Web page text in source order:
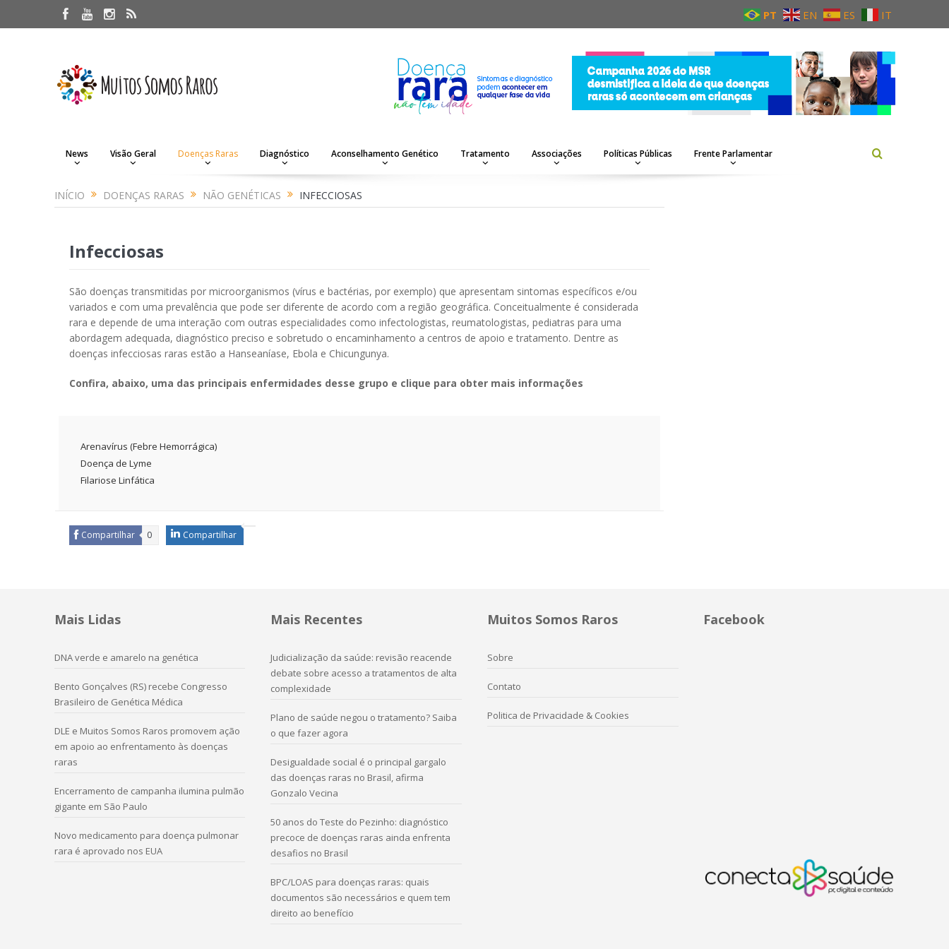
PT EN ES IT
News Visão Geral Doenças Raras Diagnóstico Aconselhamento Genético Tratamento Associações Políticas Públicas Frente Parlamentar
INÍCIO DOENÇAS RARAS NÃO GENÉTICAS INFECCIOSAS
Infecciosas
São doenças transmitidas por microorganismos (vírus e bactérias, por exemplo) que apresentam sintomas específicos e/ou
variados e com uma prevalência que pode ser diferente de acordo com a região geográfica. Conceitualmente é considerada
rara e depende de uma interação com outras especialidades como infectologistas, reumatologistas, pediatras para uma
abordagem adequada, diagnóstico preciso e sobretudo o encaminhamento a centros de apoio e tratamento. Dentre as
doenças infecciosas raras estão a Hanseaníase, Ebola e Chicungunya.
Confira, abaixo, uma das principais enfermidades desse grupo e clique para obter mais informações
Arenavírus (Febre Hemorrágica)
Doença de Lyme
Filariose Linfática
Compartilhar 0 Compartilhar
Mais Lidas
DNA verde e amarelo na genética
Bento Gonçalves (RS) recebe Congresso
Brasileiro de Genética Médica
DLE e Muitos Somos Raros promovem ação
em apoio ao enfrentamento às doenças
raras
Encerramento de campanha ilumina pulmão
gigante em São Paulo
Novo medicamento para doença pulmonar
rara é aprovado nos EUA
Mais Recentes
Judicialização da saúde: revisão reacende
debate sobre acesso a tratamentos de alta
complexidade
Plano de saúde negou o tratamento? Saiba
o que fazer agora
Desigualdade social é o principal gargalo
das doenças raras no Brasil, afirma
Gonzalo Vecina
50 anos do Teste do Pezinho: diagnóstico
precoce de doenças raras ainda enfrenta
desafios no Brasil
BPC/LOAS para doenças raras: quais
documentos são necessários e quem tem
direito ao benefício
Muitos Somos Raros
Sobre
Contato
Politica de Privacidade & Cookies
Facebook